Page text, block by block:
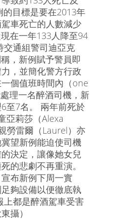
的目標是要在2013年
車死亡的人數減少
在一年133人降至94
交通組警司迪亞克
，新例賦予警員即
，並簡化警方行政
個值班時間內（one
理一名醉酒司機，新
至7名。 兩年前死於
亞莉莎（Alexa
勞雷爾（Laurel）亦
望新例能迫使司機
決定，讓像她女兒
的悲劇不再重演。
布新例下周一實
夠設備以便徹底執
上都是醉酒駕車受害
攝）